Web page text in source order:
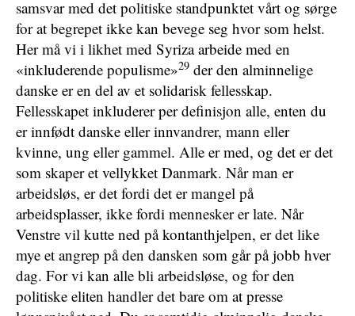
samsvar med det politiske standpunktet vårt og sørge
for at begrepet ikke kan bevege seg hvor som helst.
Her må vi i likhet med Syriza arbeide med en
«inkluderende populisme»29 der den alminnelige
danske er en del av et solidarisk fellesskap.
Fellesskapet inkluderer per definisjon alle, enten du
er innfødt danske eller innvandrer, mann eller
kvinne, ung eller gammel. Alle er med, og det er det
som skaper et vellykket Danmark. Når man er
arbeidsløs, er det fordi det er mangel på
arbeidsplasser, ikke fordi mennesker er late. Når
Venstre vil kutte ned på kontanthjelpen, er det like
mye et angrep på den dansken som går på jobb hver
dag. For vi kan alle bli arbeidsløse, og for den
politiske eliten handler det bare om at presse